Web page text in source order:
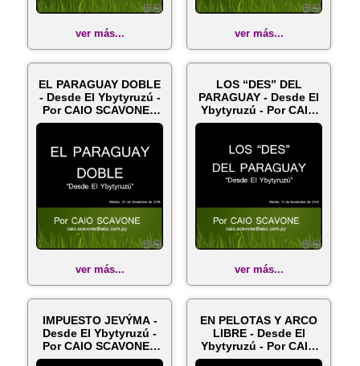
ver más... ver más...
EL PARAGUAY DOBLE
- Desde El Ybytyruzú -
Por CAIO SCAVONE -
Marte...
ver más...
LOS “DES” DEL
PARAGUAY - Desde El
Ybytyruzú - Por CAIO
SCAVONE - ...
ver más...
IMPUESTO JEVÝMA -
Desde El Ybytyruzú -
Por CAIO SCAVONE -
Martes,...
EN PELOTAS Y ARCO
LIBRE - Desde El
Ybytyruzú - Por CAIO
SCAVONE